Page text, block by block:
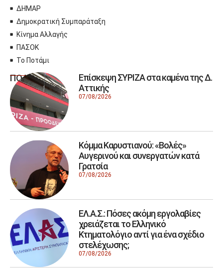
ΔΗΜΑΡ
Δημοκρατική Συμπαράταξη
Κίνημα Αλλαγής
ΠΑΣΟΚ
Το Ποτάμι
ΠΟΛΙΤΙΚΗ
Επίσκεψη ΣΥΡΙΖΑ στα καμένα της Δ.
Αττικής
07/08/2026
Κόμμα Καρυστιανού: «Βολές»
Αυγερινού και συνεργατών κατά
Γρατσία
07/08/2026
ΕΛ.Α.Σ.: Πόσες ακόμη εργολαβίες
χρειάζεται το Ελληνικό
Κτηματολόγιο αντί για ένα σχέδιο
στελέχωσης;
07/08/2026